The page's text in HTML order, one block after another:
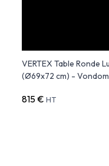
VERTEX Table Ronde
(Ø69x72 cm) - Vondom
815 € HT